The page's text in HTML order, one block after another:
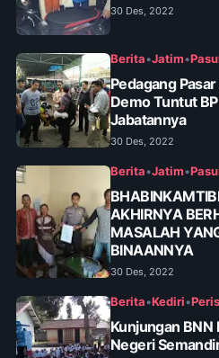
30 Des, 2022
Berita•Jatim•
Pedagang
Demo Tuntut
Jabatannya
30 Des, 2022
Berita•Jatim•
AKHIRNYA
MASALAH
BINAANNYA
30 Des, 2022
Berita•Kediri•
Kunjungan BNN
Negeri